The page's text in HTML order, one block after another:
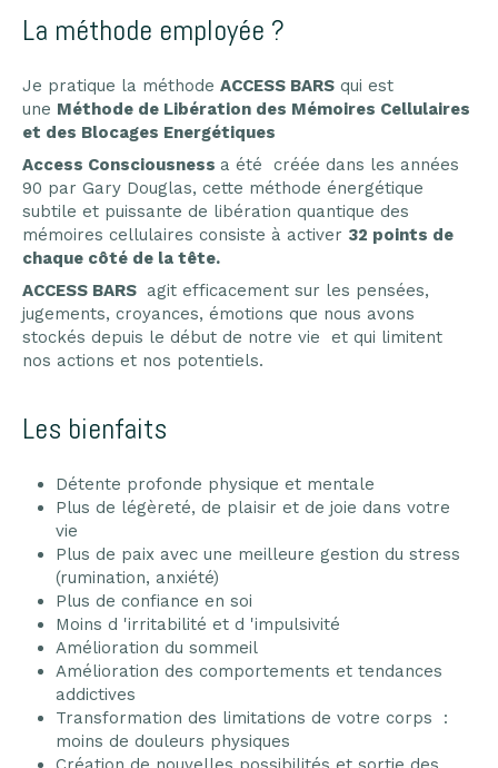
La méthode employée ?
Je pratique la méthode ACCESS BARS qui est
une Méthode de Libération des Mémoires Cellulaires
et des Blocages Energétiques
Access Consciousness a été créée dans les années
90 par Gary Douglas, cette méthode énergétique
subtile et puissante de libération quantique des
mémoires cellulaires consiste à activer 32 points de
chaque côté de la tête.
ACCESS BARS agit efficacement sur les pensées,
jugements, croyances, émotions que nous avons
stockés depuis le début de notre vie et qui limitent
nos actions et nos potentiels.
Les bienfaits
Détente profonde physique et mentale
Plus de légèreté, de plaisir et de joie dans votre
vie
Plus de paix avec une meilleure gestion du stress
(rumination, anxiété)
Plus de confiance en soi
Moins d 'irritabilité et d 'impulsivité
Amélioration du sommeil
Amélioration des comportements et tendances
addictives
Transformation des limitations de votre corps :
moins de douleurs physiques